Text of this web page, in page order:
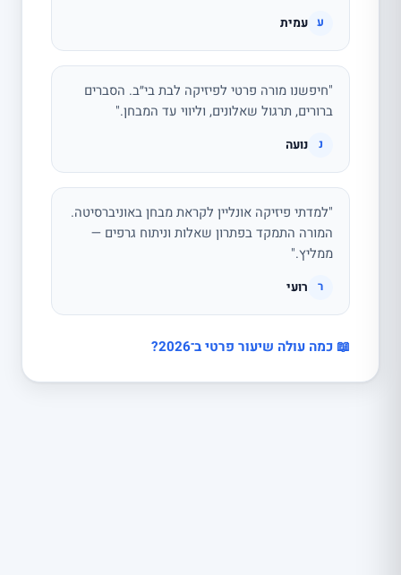
ע עמית
"חיפשנו מורה פרטי לפיזיקה לבת בי״ב. הסברים
ברורים, תרגול שאלונים, וליווי עד המבחן."
נ נועה
"למדתי פיזיקה אונליין לקראת מבחן באוניברסיטה.
המורה התמקד בפתרון שאלות וניתוח גרפים —
ממליץ."
ר רועי
📖 כמה עולה שיעור פרטי ב־2026?